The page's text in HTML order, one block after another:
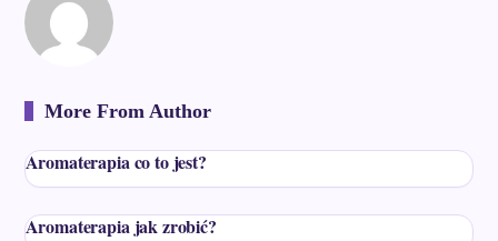
More From Author
Aromaterapia co to jest?
Aromaterapia jak zrobić?